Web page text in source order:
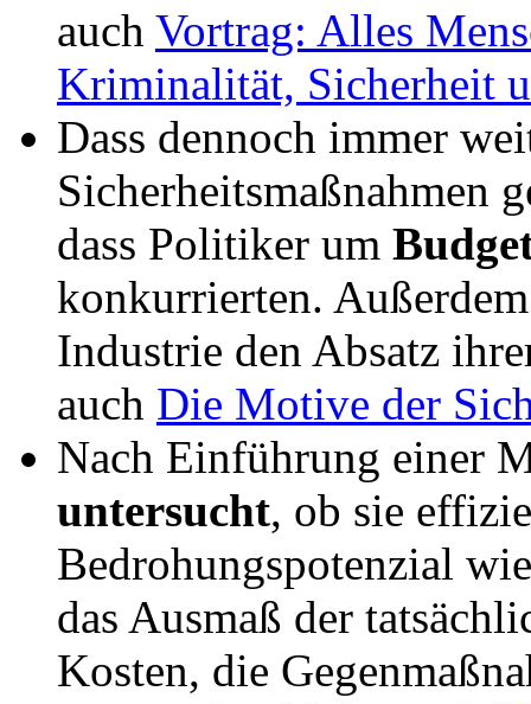
auch Vortrag: Alles
Kriminalität, Sicherheit
Dass dennoch immer
Sicherheitsmaßnahmen
dass Politiker um
konkurrierten.
Industrie den Absatz
auch Die Motive der
Nach Einführung einer
untersucht, ob sie
Bedrohungspotenzial
das Ausmaß der
Kosten, die